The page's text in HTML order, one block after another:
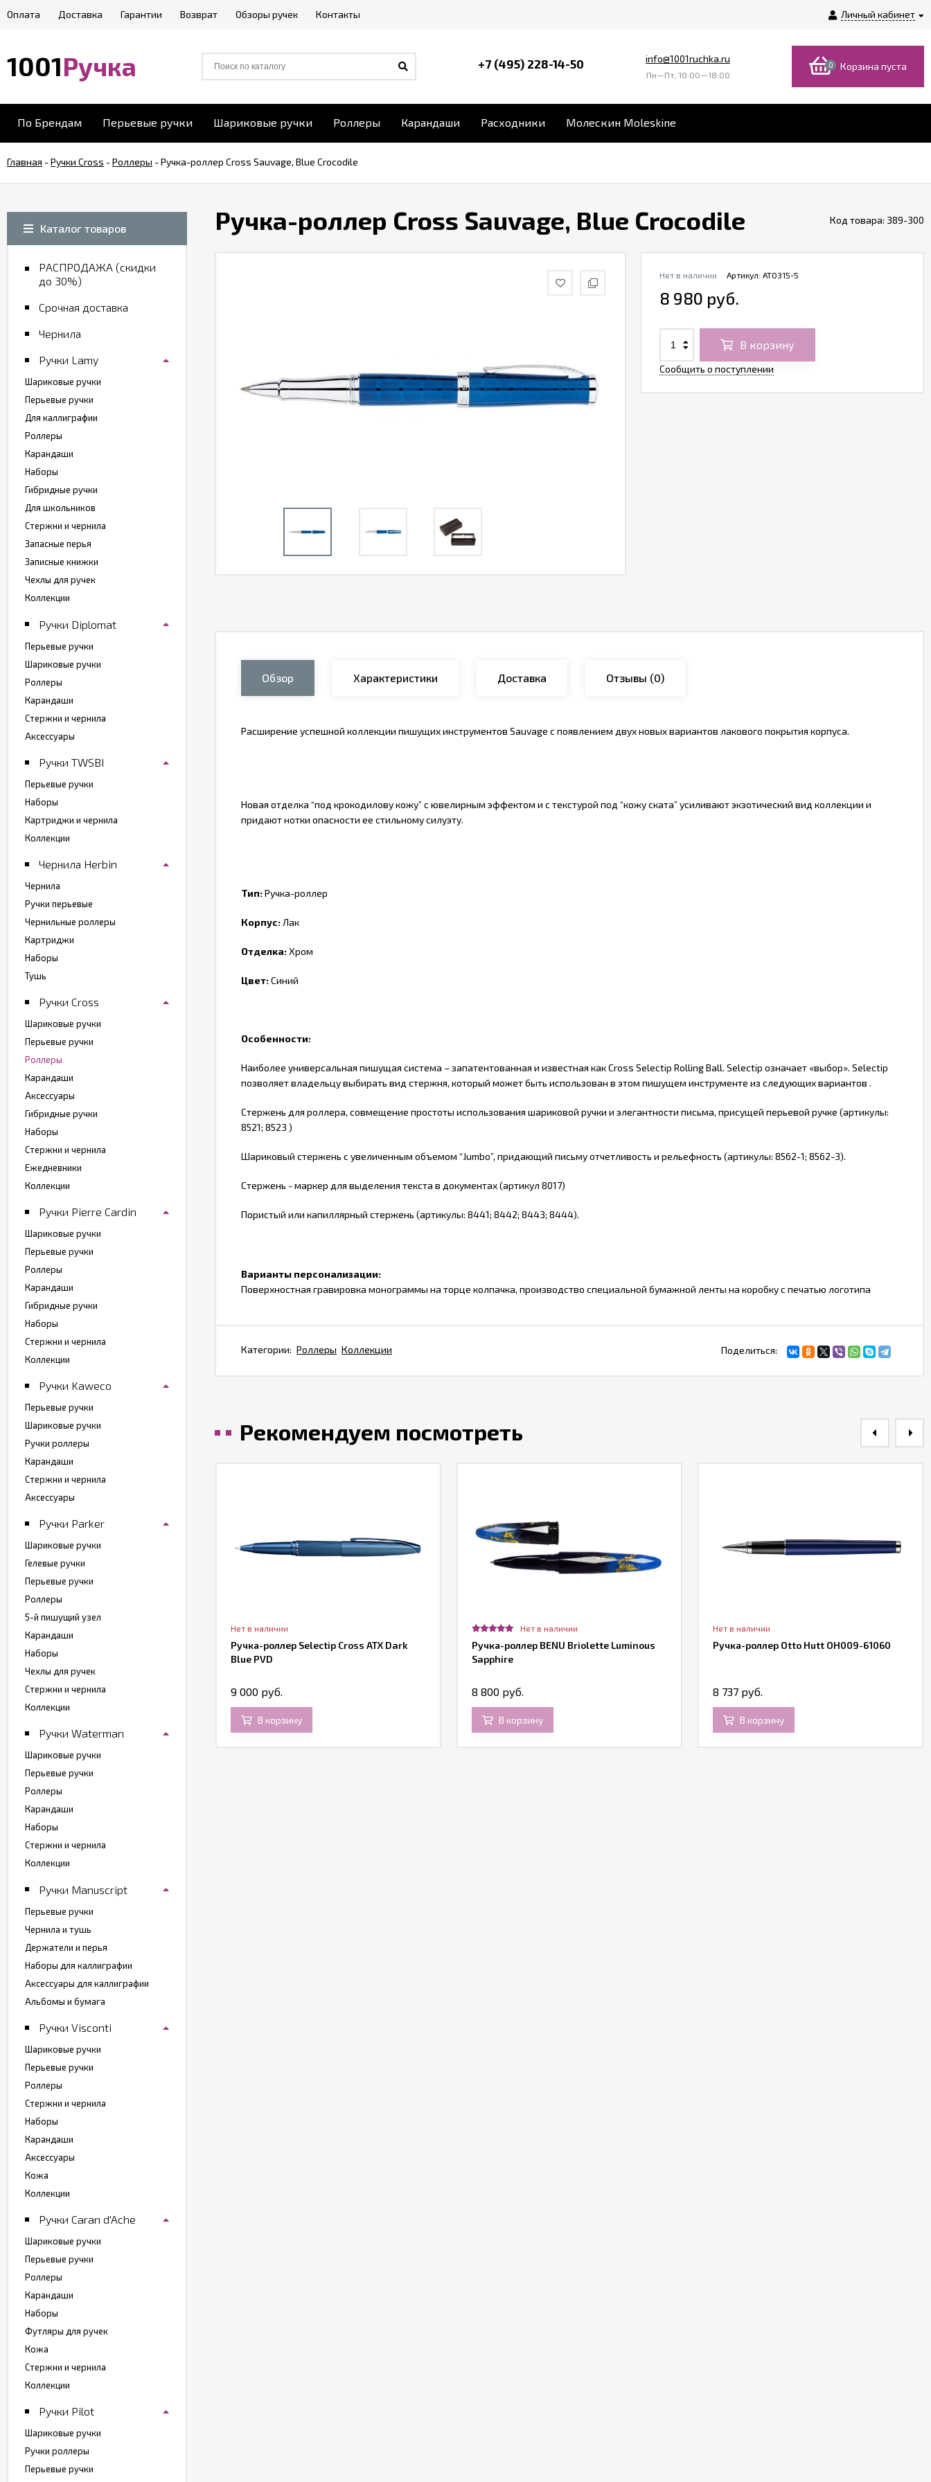
Личный кабинет
Оплата Доставка Гарантии Возврат Обзоры ручек Контакты
1001Ручка +7 (495) 228-14-50 info@1001ruchka.ru
Пн—Пт, 10:00—18:00
0 Корзина пуста
По Брендам Перьевые ручки Шариковые ручки Роллеры Карандаши Расходники Молескин Moleskine
Главная -Ручки Cross -Роллеры -Ручка-роллер Cross Sauvage, Blue Crocodile
Ручка-роллер Cross Sauvage, Blue Crocodile Код товара: 389-300
Артикул:AT0315-5
Нет в наличии
8 980 руб.
В корзину
Сообщить о поступлении
Обзор Характеристики Доставка Отзывы (0)
Расширение успешной коллекции пишущих инструментов Sauvage с появлением двух новых вариантов лакового покрытия корпуса.
Новая отделка “под крокодилову кожу” с ювелирным эффектом и с текстурой под “кожу ската” усиливают экзотический вид коллекции и
придают нотки опасности ее стильному силуэту.
Тип:Ручка-роллер
Корпус:Лак
Отделка:Хром
Цвет:Синий
Особенности:
Наиболее универсальная пишущая система – запатентованная и известная как Cross Selectip Rolling Ball. Selectip означает «выбор». Selectip
позволяет владельцу выбирать вид стержня, который может быть использован в этом пишущем инструменте из следующих вариантов .
Стержень для роллера, совмещение простоты использования шариковой ручки и элегантности письма, присущей перьевой ручке (артикулы:
8521; 8523 )
Шариковый стержень с увеличенным объемом “Jumbo”, придающий письму отчетливость и рельефность (артикулы: 8562-1; 8562-3).
Стержень - маркер для выделения текста в документах (артикул 8017)
Пористый или капиллярный стержень (артикулы: 8441; 8442; 8443; 8444).
Варианты персонализации:
Поверхностная гравировка монограммы на торце колпачка, производство специальной бумажной ленты на коробку с печатью логотипа
Поделиться:
Категории: Роллеры Коллекции
Рекомендуем посмотреть
Lacquer ST
760 руб.
Нет в наличии
Ручка-роллер Selectip Cross ATX Dark
Blue PVD
9 000 руб.
В корзину
Нет в наличии
Ручка-роллер BENU Briolette Luminous
Sapphire
8 800 руб.
В корзину
Нет в наличии
Ручка-роллер Otto Hutt OH009-61060
8 737 руб.
В корзину
Каталог товаров
РАСПРОДАЖА (скидки
до 30%)
Срочная доставка
Чернила
Ручки Lamy
Шариковые ручки
Перьевые ручки
Для каллиграфии
Роллеры
Карандаши
Наборы
Гибридные ручки
Для школьников
Стержни и чернила
Запасные перья
Записные книжки
Чехлы для ручек
Коллекции
Ручки Diplomat
Перьевые ручки
Шариковые ручки
Роллеры
Карандаши
Стержни и чернила
Аксессуары
Ручки TWSBI
Перьевые ручки
Наборы
Картриджи и чернила
Коллекции
Чернила Herbin
Чернила
Ручки перьевые
Чернильные роллеры
Картриджи
Наборы
Тушь
Ручки Cross
Шариковые ручки
Перьевые ручки
Роллеры
Карандаши
Аксессуары
Гибридные ручки
Наборы
Стержни и чернила
Ежедневники
Коллекции
Ручки Pierre Cardin
Шариковые ручки
Перьевые ручки
Роллеры
Карандаши
Гибридные ручки
Наборы
Стержни и чернила
Коллекции
Ручки Kaweco
Перьевые ручки
Шариковые ручки
Ручки роллеры
Карандаши
Стержни и чернила
Аксессуары
Ручки Parker
Шариковые ручки
Гелевые ручки
Перьевые ручки
Роллеры
5-й пишущий узел
Карандаши
Наборы
Чехлы для ручек
Стержни и чернила
Коллекции
Ручки Waterman
Шариковые ручки
Перьевые ручки
Роллеры
Карандаши
Наборы
Стержни и чернила
Коллекции
Ручки Manuscript
Перьевые ручки
Чернила и тушь
Держатели и перья
Наборы для каллиграфии
Аксессуары для каллиграфии
Альбомы и бумага
Ручки Visconti
Шариковые ручки
Перьевые ручки
Роллеры
Стержни и чернила
Наборы
Карандаши
Аксессуары
Кожа
Коллекции
Ручки Caran d'Ache
Шариковые ручки
Перьевые ручки
Роллеры
Карандаши
Наборы
Футляры для ручек
Кожа
Стержни и чернила
Коллекции
Ручки Pilot
Шариковые ручки
Ручки роллеры
Перьевые ручки